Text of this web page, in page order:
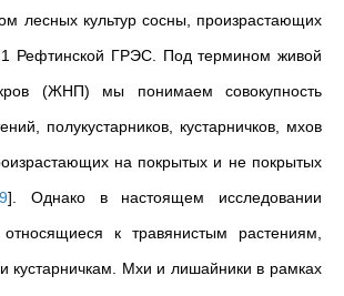
лесных культур сосны, произрастающих
Рефтинской ГРЭС. Под термином живой
(ЖНП) мы понимаем совокупность
полукустарников, кустарничков, мхов
на покрытых и не покрытых
9] . Однако в настоящем исследовании
к травянистым растениям,
кустарничкам. Мхи и лишайники в рамках